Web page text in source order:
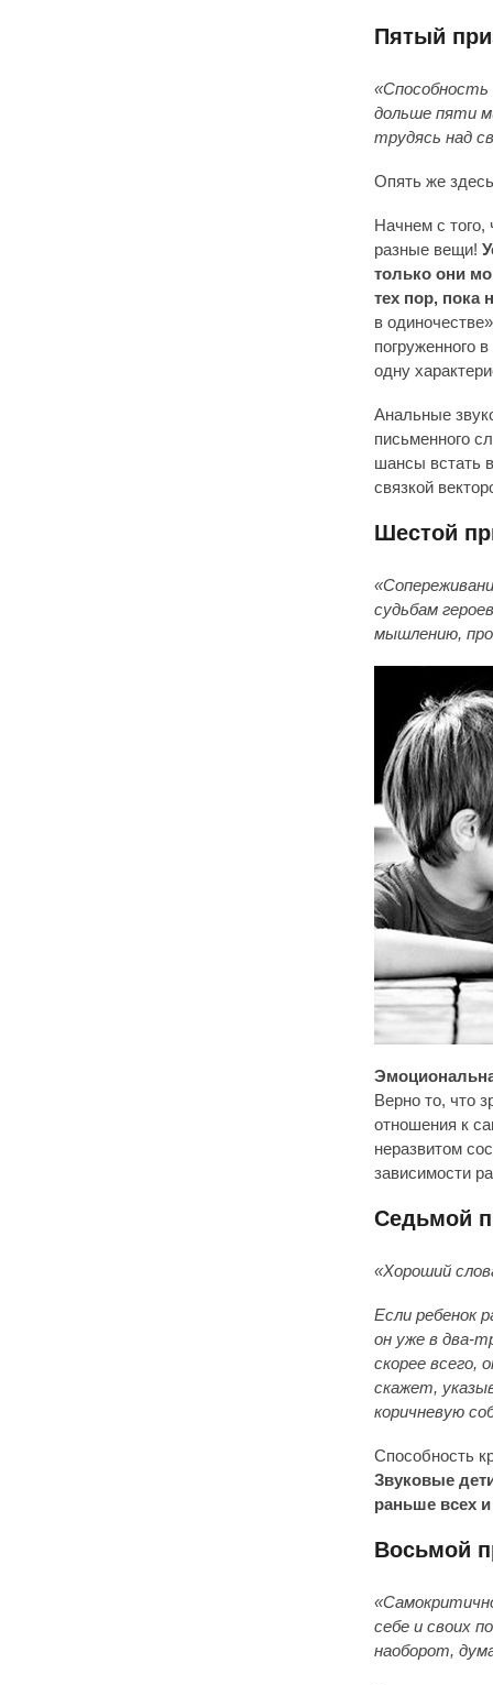
Пятый
«Способность
дольше пяти
трудясь над
Опять же
Начнем с
разные вещи!
только они
тех пор, пока
в
погруженного
одну
Анальные
письменного
шансы встать
связкой
Шестой
судьбам
мышлению,
Верно то, что
отношения к
неразвитом
зависимости
Седьмой
«Хороший
Если ребенок
он уже в два-
скорее всего,
скажет,
коричневую
Способность
Звуковые
раньше всех
Восьмой
себе и своих
наоборот,